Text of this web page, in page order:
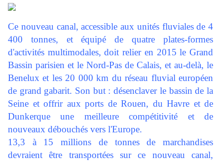
Ce nouveau canal, accessible aux unités fluviales de 4
400 tonnes, et équipé de quatre plates-formes
d'activités multimodales, doit relier en 2015 le Grand
Bassin parisien et le Nord-Pas de Calais, et au-delà, le
Benelux et les 20 000 km du réseau fluvial européen
de grand gabarit. Son but : désenclaver le bassin de la
Seine et offrir aux ports de Rouen, du Havre et de
Dunkerque une meilleure compétitivité et de
nouveaux débouchés vers l'Europe.
13,3 à 15 millions de tonnes de marchandises
devraient être transportées sur ce nouveau canal,